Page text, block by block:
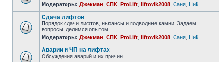
Модераторы: Джекман СПК ProLift liftovik2008 Саня НиК
Сдача лифтов
Порядок сдачи лифтов, ньюансы и подводные камни. Задаем
вопросы, делимся опытом.
Модераторы: Джекман СПК ProLift liftovik2008 Саня НиК
Аварии и ЧП на лифтах
Обсуждения аварий и их причин.